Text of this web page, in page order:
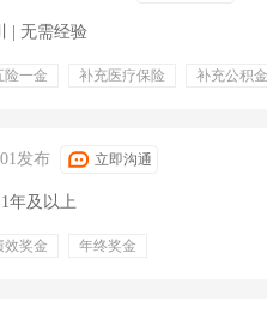
| 无需经验
险一金 补充医疗保险 补充公积金
发布 立即沟通
年及以上
效奖金 年终奖金